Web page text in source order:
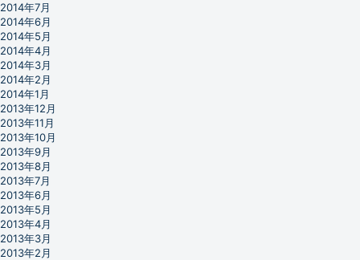
2014年7月
2014年6月
2014年5月
2014年4月
2014年3月
2014年2月
2014年1月
2013年12月
2013年11月
2013年10月
2013年9月
2013年8月
2013年7月
2013年6月
2013年5月
2013年4月
2013年3月
2013年2月